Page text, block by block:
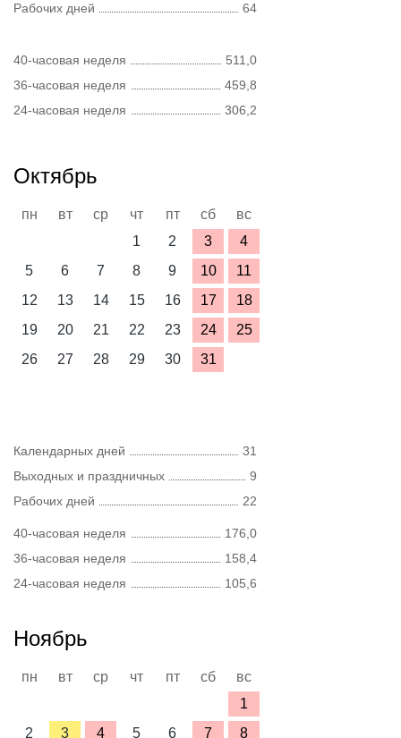
Рабочих дней
64
40-часовая неделя
511,0
36-часовая неделя
459,8
24-часовая неделя
306,2
Октябрь
пн вт ср чт пт сб
вс
1
2 3
4
5
6 7 8 9 10
11
12
13 14 15 16 17
18
19
20 21 22 23 24
25
26
27 28 29 30 31
Календарных дней
31
Выходных и праздничных
9
Рабочих дней
22
40-часовая неделя
176,0
36-часовая неделя
158,4
24-часовая неделя
105,6
Ноябрь
пн вт ср чт пт сб
вс
1
2
3 4 5 6 7 8